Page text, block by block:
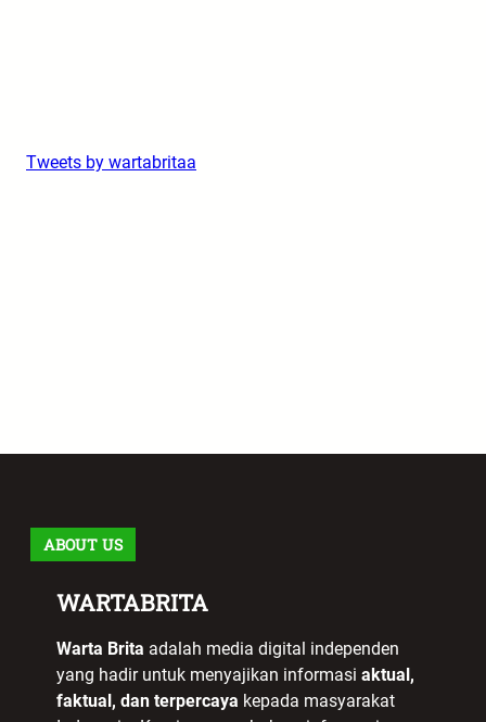
Tweets by wartabritaa
ABOUT US
WARTABRITA
Warta Brita adalah media digital independen
yang hadir untuk menyajikan informasi aktual,
faktual, dan terpercaya kepada masyarakat